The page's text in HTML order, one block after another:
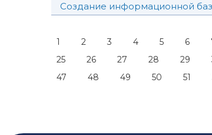
Создание информационной
1 2 3 4 5 6
25
26 27 28 29
47
48 49 50 51